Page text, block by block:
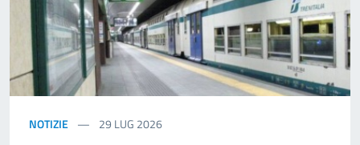
NOTIZIE 29 LUG 2026